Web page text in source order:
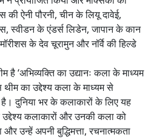
की ऐनी पौरनी, चीन के लियू दावेई,
स्वीडन के एंडर्स लिडेन, जापान के कान
के देव चूरामुन और नॉर्वे की हिल्डे
‘अभिव्यक्ति का उद्यानः कला के माध्यम
का उद्देश्य कला के माध्यम से
है। दुनिया भर के कलाकारों के लिए यह
कलाकारों और उनकी कला को
और उन्हें अपनी बुद्धिमत्ता, रचनात्मकता